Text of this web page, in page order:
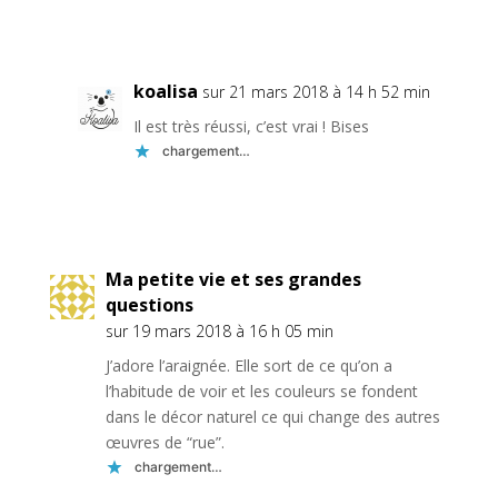
koalisa sur 21 mars 2018 à 14 h 52 min
Il est très réussi, c’est vrai ! Bises
chargement…
Ma petite vie et ses grandes
questions
sur 19 mars 2018 à 16 h 05 min
J’adore l’araignée. Elle sort de ce qu’on a
l’habitude de voir et les couleurs se fondent
dans le décor naturel ce qui change des autres
œuvres de “rue”.
chargement…